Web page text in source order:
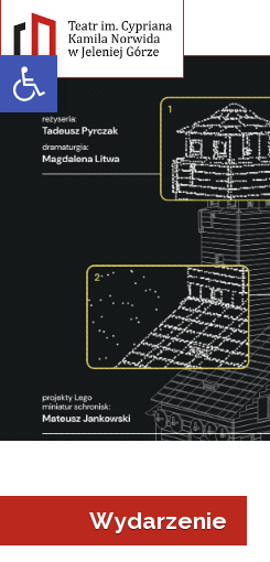
Open toolbar
Wydarzenie